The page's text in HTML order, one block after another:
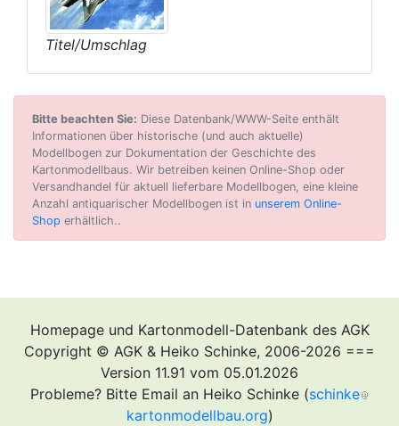
Titel/Umschlag
Bitte beachten Sie: Diese Datenbank/WWW-Seite enthält
Informationen über historische (und auch aktuelle)
Modellbogen zur Dokumentation der Geschichte des
Kartonmodellbaus. Wir betreiben keinen Online-Shop oder
Versandhandel für aktuell lieferbare Modellbogen, eine kleine
Anzahl antiquarischer Modellbogen ist in unserem Online-
Shop erhältlich..
Homepage und Kartonmodell-Datenbank des AGK
Copyright © AGK & Heiko Schinke, 2006-2026 ===
Version 11.91 vom 05.01.2026
Probleme? Bitte Email an Heiko Schinke (schinke
kartonmodellbau.org)